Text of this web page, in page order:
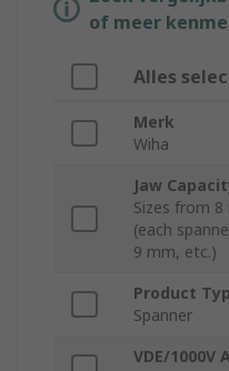
of meer
Alles
Merk
Wiha
Jaw
Sizes from
(each
9 mm, etc.)
Product
Spanner
VDE/1000V